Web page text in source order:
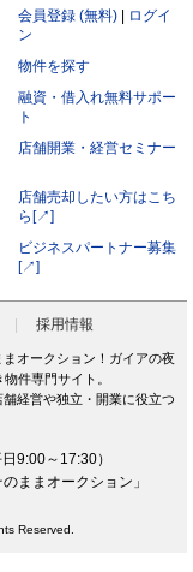
した情報および提出した資料
社もしくは導入店は当該情報
入店へ開示し、当社もしく
は本サービスの運営に最低限
サービスの再委託先、監査
とします。
開示した情報を、会員の役
洩しないことに同意します。
た情報
ない場合
した場合
動、騒乱、労働争議等により
り、電気通信サービスが停止
とします。
会員登録 (無料)
ログイ
ン
物件を探す
融資・借入れ無料サポー
ト
店舗開業・経営セミナー
店舗売却したい方はこち
ら[↗]
ビジネスパートナー募集
[↗]
採用情報
オークション！ガイアの夜
件専門サイト。
経営や独立・開業に役立つ
9:00～17:30）
ままオークション」
Reserved.